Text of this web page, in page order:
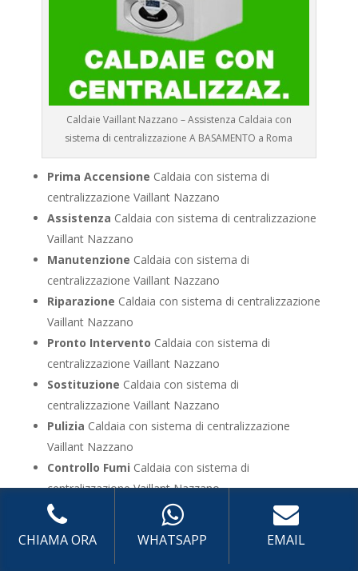
Caldaie Vaillant Nazzano – Assistenza Caldaia con
sistema di centralizzazione A BASAMENTO a Roma
Prima Accensione Caldaia con sistema di
centralizzazione Vaillant Nazzano
Assistenza Caldaia con sistema di centralizzazione
Vaillant Nazzano
Manutenzione Caldaia con sistema di
centralizzazione Vaillant Nazzano
Riparazione Caldaia con sistema di centralizzazione
Vaillant Nazzano
Pronto Intervento Caldaia con sistema di
centralizzazione Vaillant Nazzano
Sostituzione Caldaia con sistema di
centralizzazione Vaillant Nazzano
Pulizia Caldaia con sistema di centralizzazione
Vaillant Nazzano
Controllo Fumi Caldaia con sistema di
centralizzazione Vaillant Nazzano
Bollino Blu
Caldaia con sistema di centralizzazione
CHIAMA ORA WHATSAPP EMAIL